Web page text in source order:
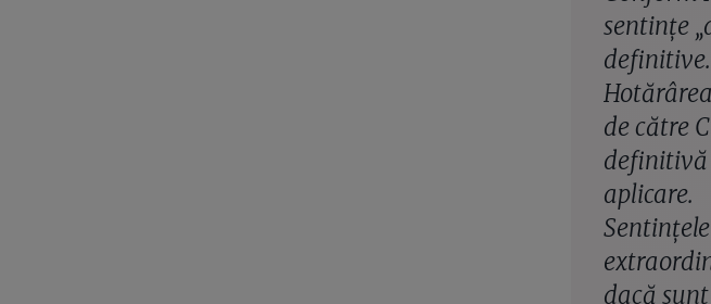
sentinţe
definitive.
de către
definitivă
aplicare.
dacă